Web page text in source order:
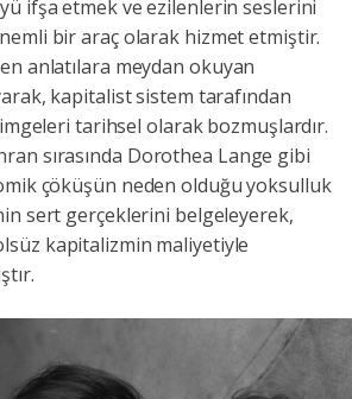
ifşa etmek ve ezilenlerin seslerini
bir araç olarak hizmet etmiştir.
anlatılara meydan okuyan
kapitalist sistem tarafından
tarihsel olarak bozmuşlardır.
sırasında Dorothea Lange gibi
çöküşün neden olduğu yoksulluk
sert gerçeklerini belgeleyerek,
kapitalizmin maliyetiyle